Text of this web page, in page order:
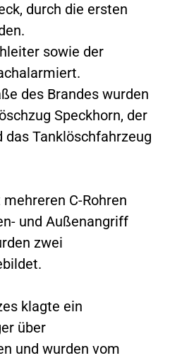
durch die ersten
sowie der
des Brandes wurden
Speckhorn, der
Tanklöschfahrzeug
C-Rohren
und Außenangriff
zwei
klagte ein
über
und wurden vom